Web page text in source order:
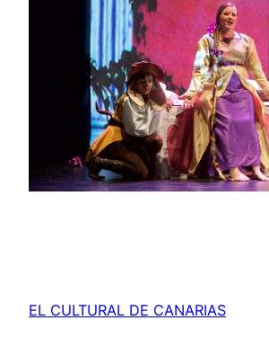
EL CULTURAL DE CANARIAS